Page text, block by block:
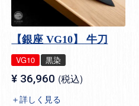
【銀座 VG10】 牛刀
VG10 黒染
¥ 36,960 税込
＋詳しく見る